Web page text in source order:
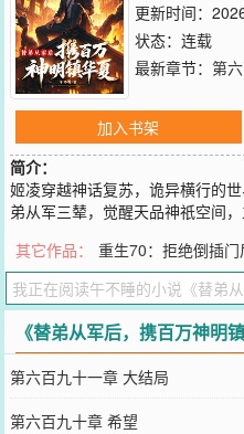
更新时间：
状态：连载
最新章节： 第
加入书架
简介：
姬凌穿越神话复苏，诡异横行的
弟从军三辇，觉醒天品神祇空间
被残忍剥离移植，沦为废人的他
深陷诡异黑雾，举国绝望之际，
凌前世熟系各国神话历史，认出
龙……”神祇苏醒，应龙现，国运
播镜头前，姬云和家人却宣称：“
家颠倒黑白，污蔑姬凌偷窃研究
被蒙蔽，唾弃真正的英雄。身负
空间于混沌中孕育。他肃清黑暗
其它作品： 重生70：拒绝倒插
《替弟从军后，携百万神明
第六百九十一章 大结局
第六百九十章 希望